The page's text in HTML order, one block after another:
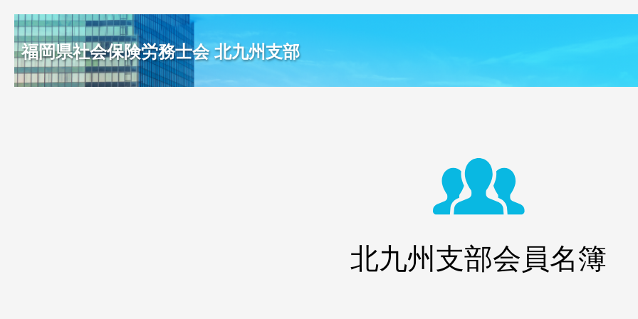
福岡県社会保険労務士会 北九州支部
北九州支部会員名簿